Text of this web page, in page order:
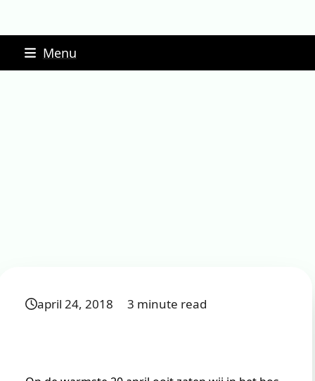
Menu
april 24, 2018 3 minute read